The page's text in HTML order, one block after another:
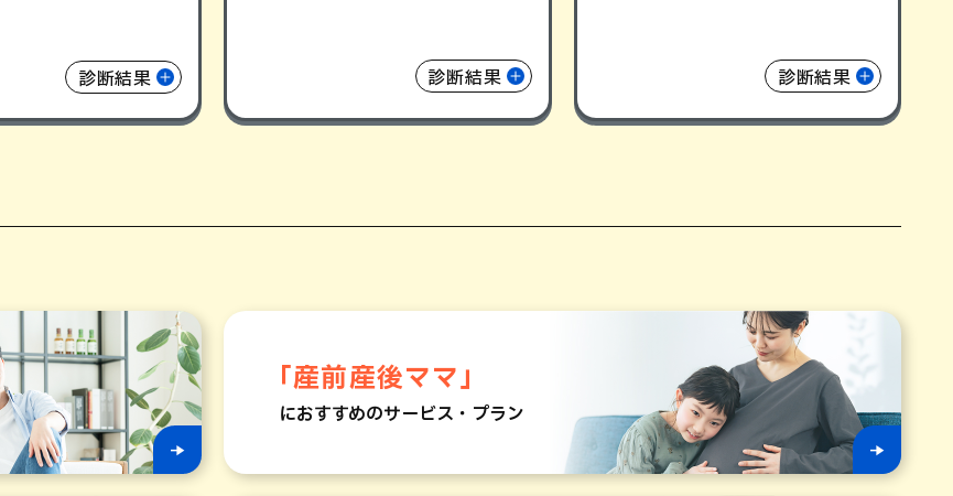
診断結果 診断結果 診断結果
「産前産後ママ」
におすすめのサービス・プラン